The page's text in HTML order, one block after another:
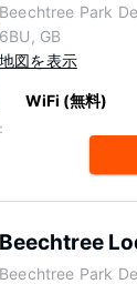
Beechtree Park
6BU, GB
地図を表示
WiFi (無料)
Beechtree
Beechtree Park